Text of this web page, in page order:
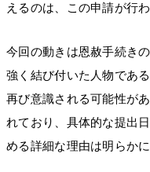
えるのは、この申請が行
今回の動きは恩赦手続き
強く結び付いた人物であ
再び意識される可能性が
れており、具体的な提出
める詳細な理由は明らか